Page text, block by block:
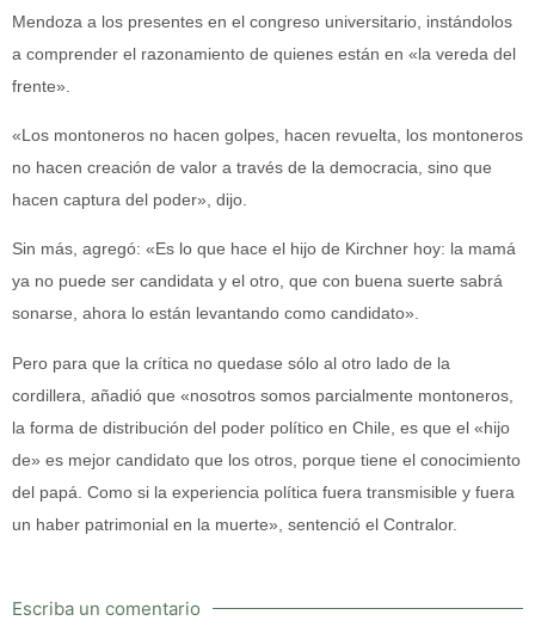
Mendoza a los presentes en el congreso universitario, instándolos
a comprender el razonamiento de quienes están en «la vereda del
frente».
«Los montoneros no hacen golpes, hacen revuelta, los montoneros
no hacen creación de valor a través de la democracia, sino que
hacen captura del poder», dijo.
Sin más, agregó: «Es lo que hace el hijo de Kirchner hoy: la mamá
ya no puede ser candidata y el otro, que con buena suerte sabrá
sonarse, ahora lo están levantando como candidato».
Pero para que la crítica no quedase sólo al otro lado de la
cordillera, añadió que «nosotros somos parcialmente montoneros,
la forma de distribución del poder político en Chile, es que el «hijo
de» es mejor candidato que los otros, porque tiene el conocimiento
del papá. Como si la experiencia política fuera transmisible y fuera
un haber patrimonial en la muerte», sentenció el Contralor.
Escriba un comentario